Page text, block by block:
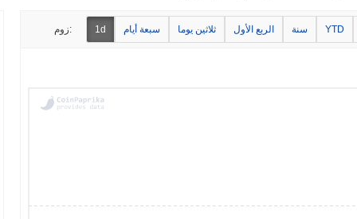
زوم: 1d سبعة أيام ثلاثين يوما الربع الأول سنة YTD